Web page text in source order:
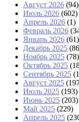
Август 2026 (94)
Июль 2026 (602)
Апрель 2026 (1)
Февраль 2026
Январь 2026 (61)
Декабрь 2025
Ноябрь 2025 (78)
Октябрь 2025
Сентябрь 2025
Август 2025
Июль 2025 (193)
Июнь 2025 (203)
Май 2025 (229)
Апрель 2025